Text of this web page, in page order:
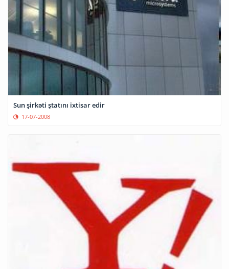
Sun şirkəti ştatını ixtisar edir
17-07-2008